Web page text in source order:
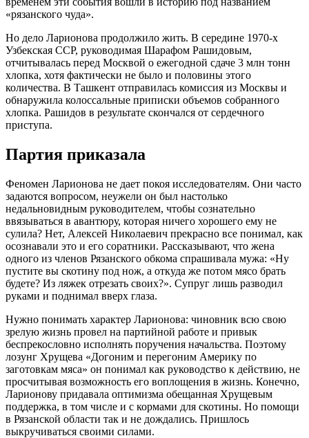
«рязанского чуда».
Но дело Ларионова продолжило жить. В середине 1970-х
Узбекская ССР, руководимая Шарафом Рашидовым,
отчитывалась перед Москвой о ежегодной сдаче 3 млн тонн
хлопка, хотя фактически не было и половины этого
количества. В Ташкент отправилась комиссия из Москвы и
обнаружила колоссальные приписки объемов собранного
хлопка. Рашидов в результате скончался от сердечного
приступа.
Партия приказала
Феномен Ларионова не дает покоя исследователям. Они часто
задаются вопросом, неужели он был настолько
недальновидным руководителем, чтобы сознательно
ввязываться в авантюру, которая ничего хорошего ему не
сулила? Нет, Алексей Николаевич прекрасно все понимал, как
осознавали это и его соратники. Рассказывают, что жена
одного из членов Рязанского обкома спрашивала мужа: «Ну
пустите вы скотину под нож, а откуда же потом мясо брать
будете? Из ляжек отрезать своих?». Супруг лишь разводил
руками и поднимал вверх глаза.
Нужно понимать характер Ларионова: чиновник всю свою
зрелую жизнь провел на партийной работе и привык
беспрекословно исполнять поручения начальства. Поэтому
лозунг Хрущева «Догоним и перегоним Америку по
заготовкам мяса» он понимал как руководство к действию, не
просчитывая возможность его воплощения в жизнь. Конечно,
Ларионову придавала оптимизма обещанная Хрущевым
поддержка, в том числе и с кормами для скотины. Но помощи
в Рязанской области так и не дождались. Пришлось
выкручиваться своими силами.